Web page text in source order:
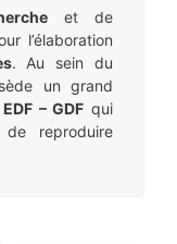
et de
l’élaboration
. Au sein du
un grand
– GDF qui
reproduire